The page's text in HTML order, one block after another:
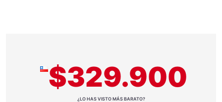
$329.900
¿LO HAS VISTO MÁS BARATO?